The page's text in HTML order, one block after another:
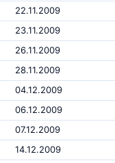
22.11.2009
23.11.2009
26.11.2009
28.11.2009
04.12.2009
06.12.2009
07.12.2009
14.12.2009